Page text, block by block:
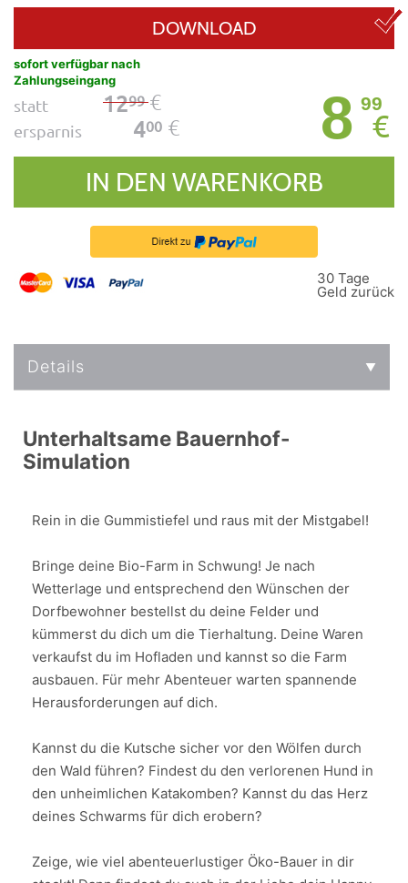
DOWNLOAD
sofort verfügbar nach
Zahlungseingang
statt 1299€
ersparnis 400 € 8 99
€
IN DEN WARENKORB
30 Tage
Geld zurück
Details
Unterhaltsame Bauernhof-
Simulation
Rein in die Gummistiefel und raus mit der Mistgabel!
Bringe deine Bio-Farm in Schwung! Je nach
Wetterlage und entsprechend den Wünschen der
Dorfbewohner bestellst du deine Felder und
kümmerst du dich um die Tierhaltung. Deine Waren
verkaufst du im Hofladen und kannst so die Farm
ausbauen. Für mehr Abenteuer warten spannende
Herausforderungen auf dich.
Kannst du die Kutsche sicher vor den Wölfen durch
den Wald führen? Findest du den verlorenen Hund in
den unheimlichen Katakomben? Kannst du das Herz
deines Schwarms für dich erobern?
Zeige, wie viel abenteuerlustiger Öko-Bauer in dir